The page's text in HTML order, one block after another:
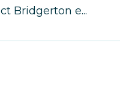
Bridgerton e...